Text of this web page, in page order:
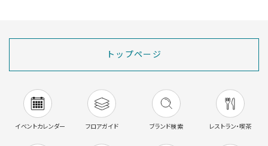
トップページ
イベントカレンダー フロアガイド ブランド検索 レストラン・喫茶